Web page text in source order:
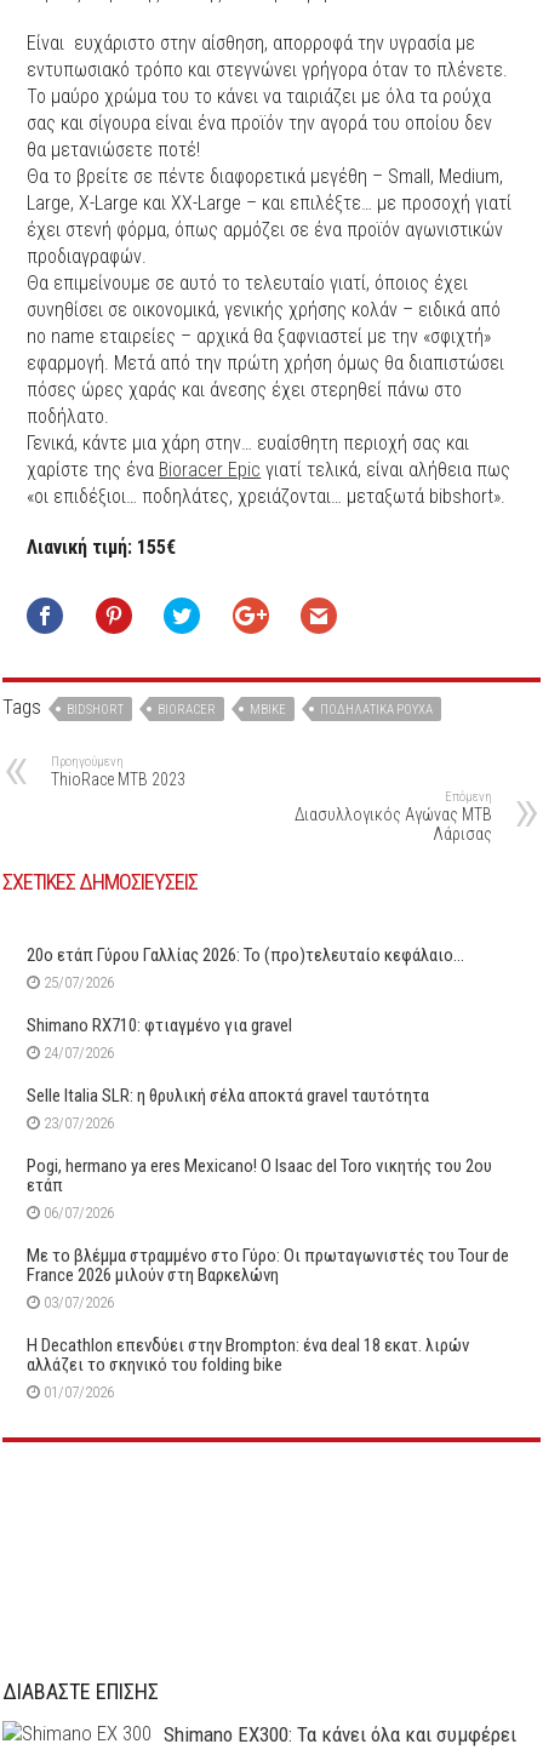
Είναι ευχάριστο στην αίσθηση, απορροφά την υγρασία με
εντυπωσιακό τρόπο και στεγνώνει γρήγορα όταν το πλένετε.
Το μαύρο χρώμα του το κάνει να ταιριάζει με όλα τα ρούχα
σας και σίγουρα είναι ένα προϊόν την αγορά του οποίου δεν
θα μετανιώσετε ποτέ!
Θα το βρείτε σε πέντε διαφορετικά μεγέθη – Small, Medium,
Large, X-Large και XX-Large – και επιλέξτε… με προσοχή γιατί
έχει στενή φόρμα, όπως αρμόζει σε ένα προϊόν αγωνιστικών
προδιαγραφών.
Θα επιμείνουμε σε αυτό το τελευταίο γιατί, όποιος έχει
συνηθίσει σε οικονομικά, γενικής χρήσης κολάν – ειδικά από
no name εταιρείες – αρχικά θα ξαφνιαστεί με την «σφιχτή»
εφαρμογή. Μετά από την πρώτη χρήση όμως θα διαπιστώσει
πόσες ώρες χαράς και άνεσης έχει στερηθεί πάνω στο
ποδήλατο.
Γενικά, κάντε μια χάρη στην… ευαίσθητη περιοχή σας και
χαρίστε της ένα Bioracer Epic γιατί τελικά, είναι αλήθεια πως
«οι επιδέξιοι… ποδηλάτες, χρειάζονται… μεταξωτά bibshort».
Λιανική τιμή: 155€
Tags BIDSHORT BIORACER MBIKE ΠΟΔΗΛΑΤΙΚΆ ΡΟΎΧΑ
Προηγούμενη
ThioRace MTB 2023
Επόμενη
Διασυλλογικός Αγώνας ΜΤΒ
Λάρισας
ΣΧΕΤΙΚΕΣ ΔΗΜΟΣΙΕΥΣΕΙΣ
20ο ετάπ Γύρου Γαλλίας 2026: Το (προ)τελευταίο κεφάλαιο…
25/07/2026
Shimano RX710: φτιαγμένο για gravel
24/07/2026
Selle Italia SLR: η θρυλική σέλα αποκτά gravel ταυτότητα
23/07/2026
Pogi, hermano ya eres Mexicano! Ο Ιsaac del Toro νικητής του 2ου
ετάπ
06/07/2026
Με το βλέμμα στραμμένο στο Γύρο: Οι πρωταγωνιστές του Tour de
France 2026 μιλούν στη Βαρκελώνη
03/07/2026
Η Decathlon επενδύει στην Brompton: ένα deal 18 εκατ. λιρών
αλλάζει το σκηνικό του folding bike
01/07/2026
ΔΙΑΒΑΣΤΕ ΕΠΙΣΗΣ
Shimano EX300: Τα κάνει όλα και συμφέρει